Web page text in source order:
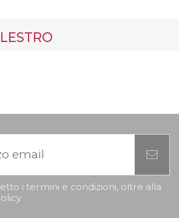
i termini e condizioni, oltre alla